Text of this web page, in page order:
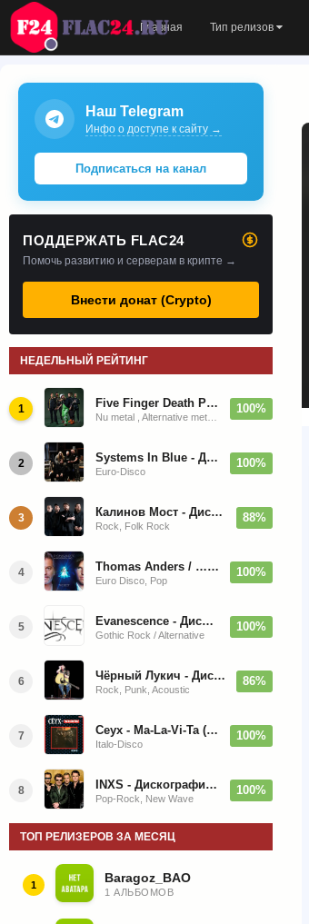
Главная Тип релизов
Наш Telegram
Инфо о доступе к сайту →
Подписаться на канал
ПОДДЕРЖАТЬ FLAC24
Помочь развитию и серверам в крипте →
Внести донат (Crypto)
НЕДЕЛЬНЫЙ РЕЙТИНГ
1 Five Finger Death Punch - Дискография (2008-2026) 100%
2 Systems In Blue - Дискография (2020-2026)
Euro-Disco
100%
3 Калинов Мост - Дискография (1986-2026)
Rock, Folk Rock
88%
4 Thomas Anders / … Sings Modern Talking: The Best hi-res
Euro Disco, Pop
100%
5 Evanescence - Дискография (1998-2026)
Gothic Rock / Alternative
100%
6 Чёрный Лукич - Дискография (1987-2014)
Rock, Punk, Acoustic
86%
7 Ceyx - Ma-La-Vi-Ta (12'' Maxi-Single)
Italo-Disco
100%
8 INXS - Дискография (1981-2004)
Pop-Rock, New Wave
100%
ТОП РЕЛИЗЕРОВ ЗА МЕСЯЦ
1 Baragoz_BAO
1 АЛЬБОМОВ